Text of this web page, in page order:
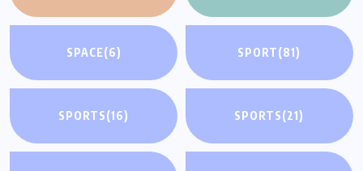
SPACE(6) SPORT(81)
SPORTS(16) SPORTS(21)